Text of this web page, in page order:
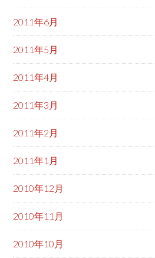
2011年6月
2011年5月
2011年4月
2011年3月
2011年2月
2011年1月
2010年12月
2010年11月
2010年10月